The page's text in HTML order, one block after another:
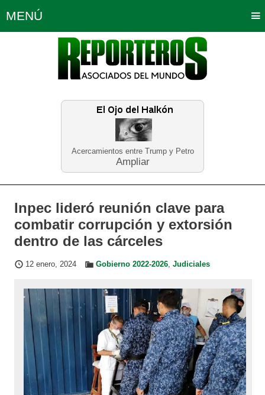
Acercamientos entre Trump y Petro
Ampliar
MENÚ
Política Opinión Bogotá
Planeta Tierra Deportes
Educación Neira
Inpec lideró reunión clave para
combatir corrupción y extorsión
dentro de las cárceles
12 enero, 2024 Gobierno 2022-2026, Judiciales